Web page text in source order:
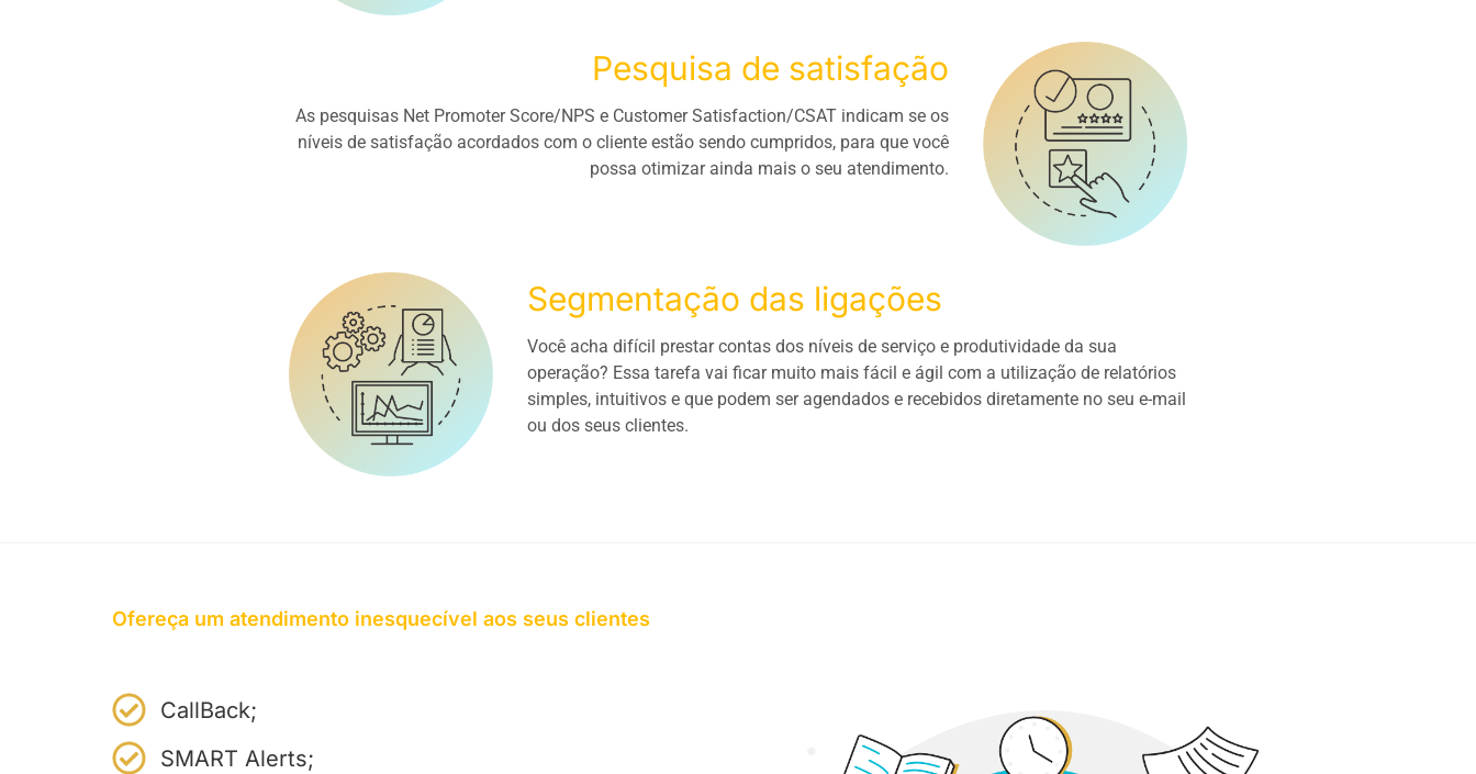
Pesquisa de satisfação
As pesquisas Net Promoter Score/NPS e Customer Satisfaction/CSAT indicam se os
níveis de satisfação acordados com o cliente estão sendo cumpridos, para que você
possa otimizar ainda mais o seu atendimento.
Segmentação das ligações
Você acha difícil prestar contas dos níveis de serviço e produtividade da sua
operação? Essa tarefa vai ficar muito mais fácil e ágil com a utilização de relatórios
simples, intuitivos e que podem ser agendados e recebidos diretamente no seu e-mail
ou dos seus clientes.
Ofereça um atendimento inesquecível aos seus clientes
CallBack;
SMART Alerts;